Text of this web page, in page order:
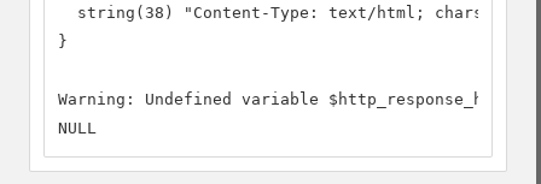
string(38) "Content-Type: text/html;
}
Warning: Undefined variable $http_response_header
NULL